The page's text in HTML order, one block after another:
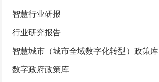
智慧行业研报
行业研究报告
智慧城市（城市全域数字化转型）政策库
数字政府政策库